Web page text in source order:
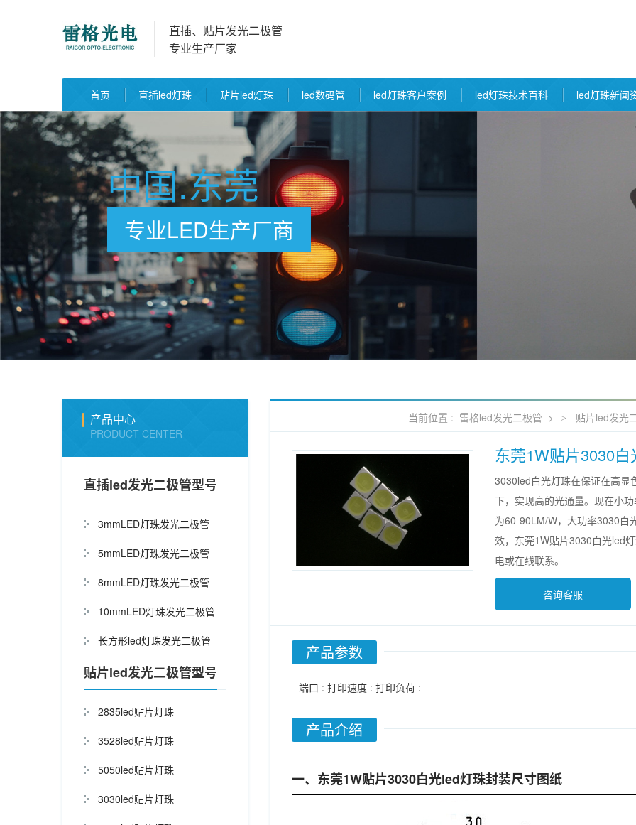
直插、贴片发光二极管
专业生产厂家
首页 直插led灯珠 贴片led灯珠 led数码管 led灯珠客户案例 led灯珠技术百科 led灯珠新闻
中国.东莞
专业LED生产厂商
产品中心
PRODUCT CENTER
直插led发光二极管型号
3mmLED灯珠发光二极管
5mmLED灯珠发光二极管
8mmLED灯珠发光二极管
10mmLED灯珠发光二极管
长方形led灯珠发光二极管
贴片led发光二极管型号
2835led贴片灯珠
3528led贴片灯珠
5050led贴片灯珠
3030led贴片灯珠
当前位置 : 雷格led发光二极管 > 贴片led发光
东莞1W贴片3030
3030led白光灯珠在保证在高显
下，实现高的光通量。现在小
为60-90LM/W，大功率3030白
效，东莞1W贴片3030白光led
电或在线联系。
咨询客服
产品参数
端口 : 打印速度 : 打印负荷 :
产品介绍
一、东莞1W贴片3030白光led灯珠封装尺寸图纸